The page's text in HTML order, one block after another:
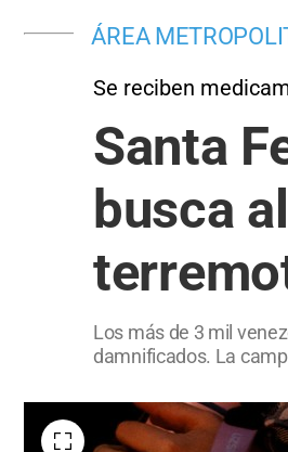
ÁREA
Se reciben
Santa
busca
Los más de 3 mil
damnificados. La